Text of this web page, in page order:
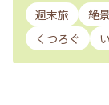
週末旅 絶
くつろぐ